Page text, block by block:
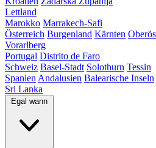
Lettland
Marokko Marrakech-Safi
Österreich Burgenland Kärnten
Vorarlberg
Portugal Distrito de Faro
Schweiz Basel-Stadt Solothurn Tessin
Spanien Andalusien Balearische Inseln
Sri Lanka
Egal wann